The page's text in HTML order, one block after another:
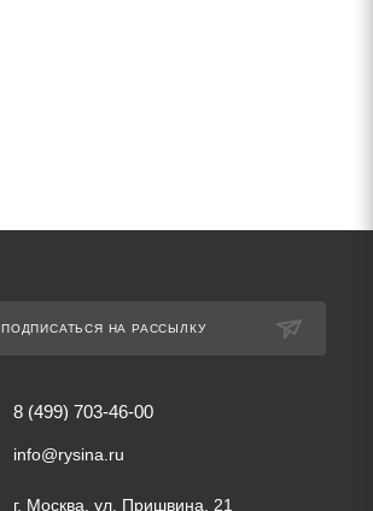
ПОДПИСАТЬСЯ НА РАССЫЛКУ
8 (499) 703-46-00
info@rysina.ru
г. Москва, ул. Пришвина, 21